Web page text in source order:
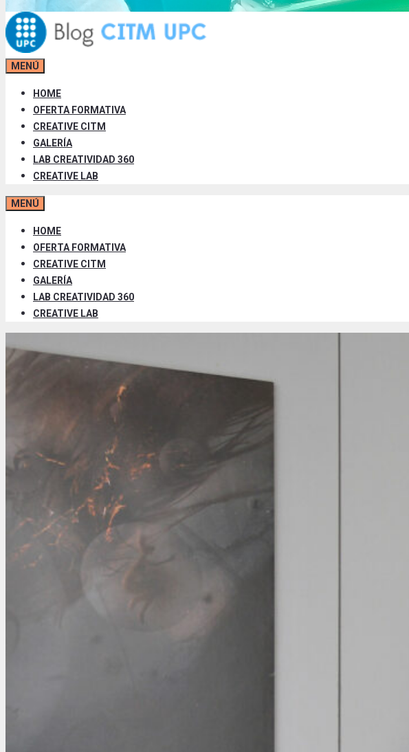
MENÚ
HOME
OFERTA FORMATIVA
CREATIVE CITM
GALERÍA
LAB CREATIVIDAD 360
CREATIVE LAB
MENÚ
HOME
OFERTA FORMATIVA
CREATIVE CITM
GALERÍA
LAB CREATIVIDAD 360
CREATIVE LAB